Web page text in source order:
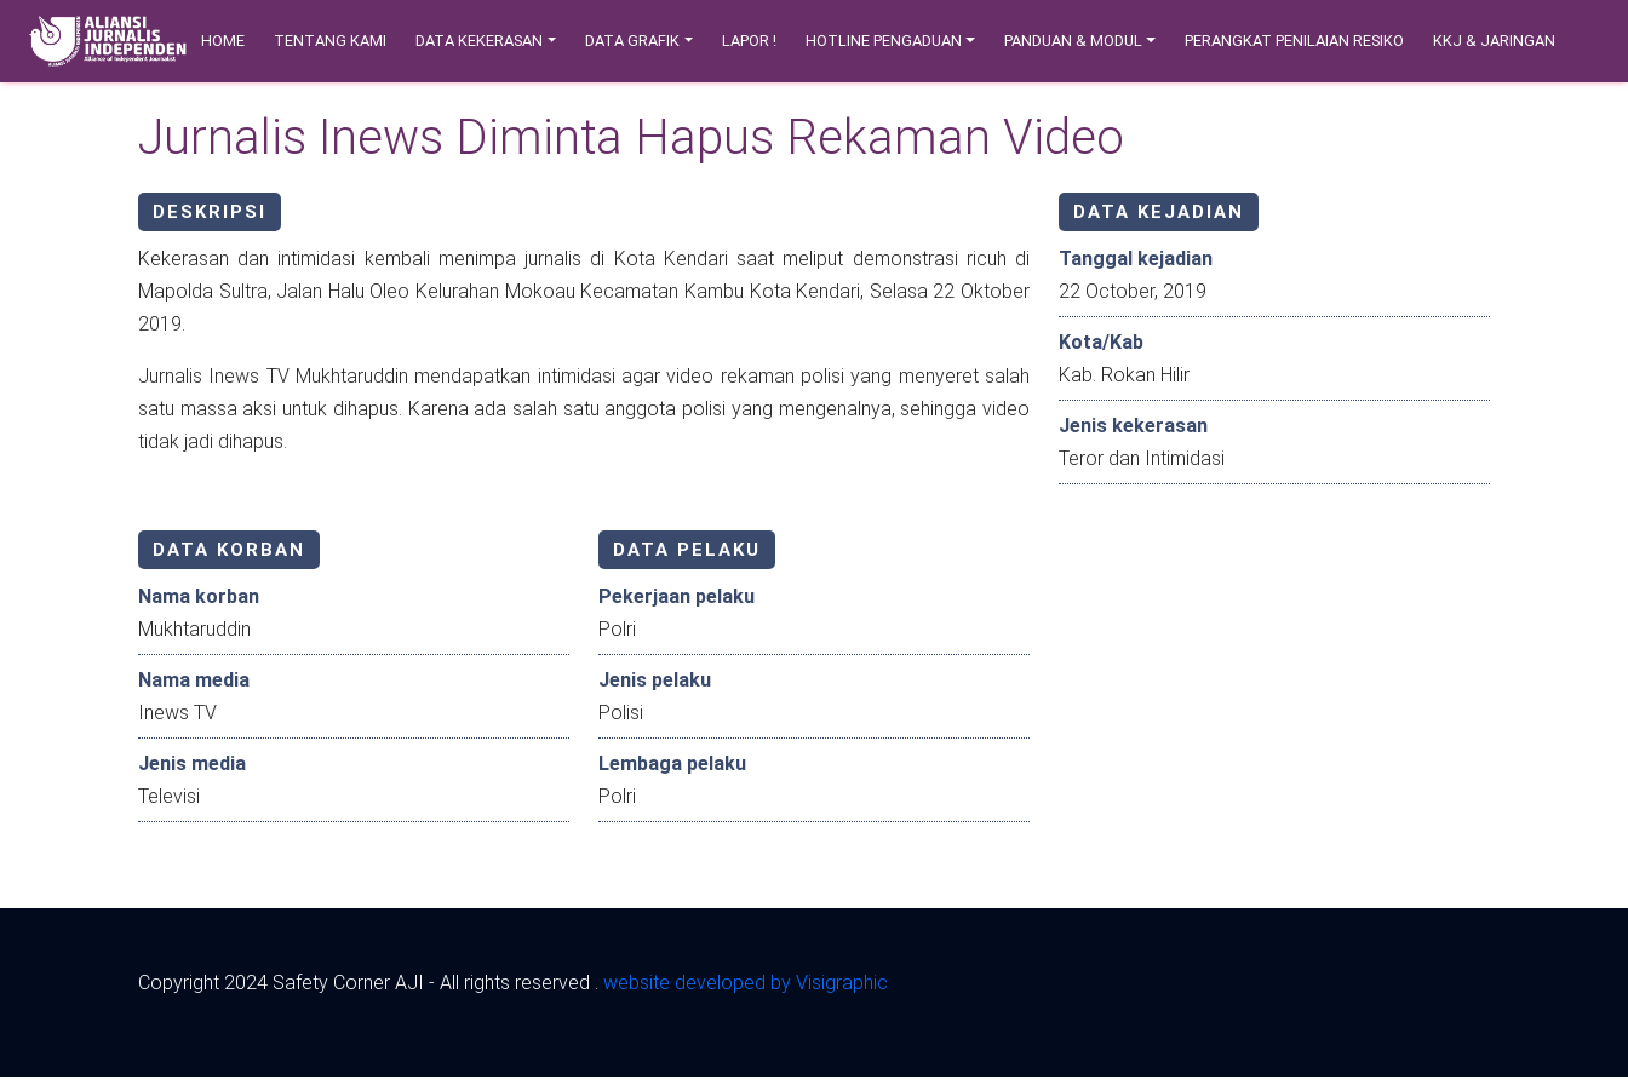
Skip to main content
Safety Corner
Main navigation
HOME TENTANG KAMI DATA KEKERASAN DATA GRAFIK LAPOR ! HOTLINE PENGADUAN PANDUAN & MODUL PERANGKAT PENILAIAN RESIKO KKJ & JARINGAN
Jurnalis Inews Diminta Hapus Rekaman Video
DESKRIPSI
Kekerasan dan intimidasi kembali menimpa jurnalis di Kota Kendari saat meliput demonstrasi ricuh di
Mapolda Sultra, Jalan Halu Oleo Kelurahan Mokoau Kecamatan Kambu Kota Kendari, Selasa 22 Oktober
2019.
Jurnalis Inews TV Mukhtaruddin mendapatkan intimidasi agar video rekaman polisi yang menyeret salah
satu massa aksi untuk dihapus. Karena ada salah satu anggota polisi yang mengenalnya, sehingga video
tidak jadi dihapus.
DATA KEJADIAN
Tanggal kejadian
22 October, 2019
Kota/Kab
Kab. Rokan Hilir
Jenis kekerasan
Teror dan Intimidasi
DATA KORBAN
Nama korban
Mukhtaruddin
Nama media
Inews TV
Jenis media
Televisi
DATA PELAKU
Pekerjaan pelaku
Polri
Jenis pelaku
Polisi
Lembaga pelaku
Polri
Copyright 2024 Safety Corner AJI - All rights reserved . website developed by Visigraphic